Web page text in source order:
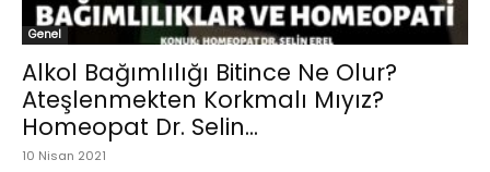
Genel
Alkol Bağımlılığı Bitince Ne Olur?
Ateşlenmekten Korkmalı Mıyız?
Homeopat Dr. Selin...
10 Nisan 2021